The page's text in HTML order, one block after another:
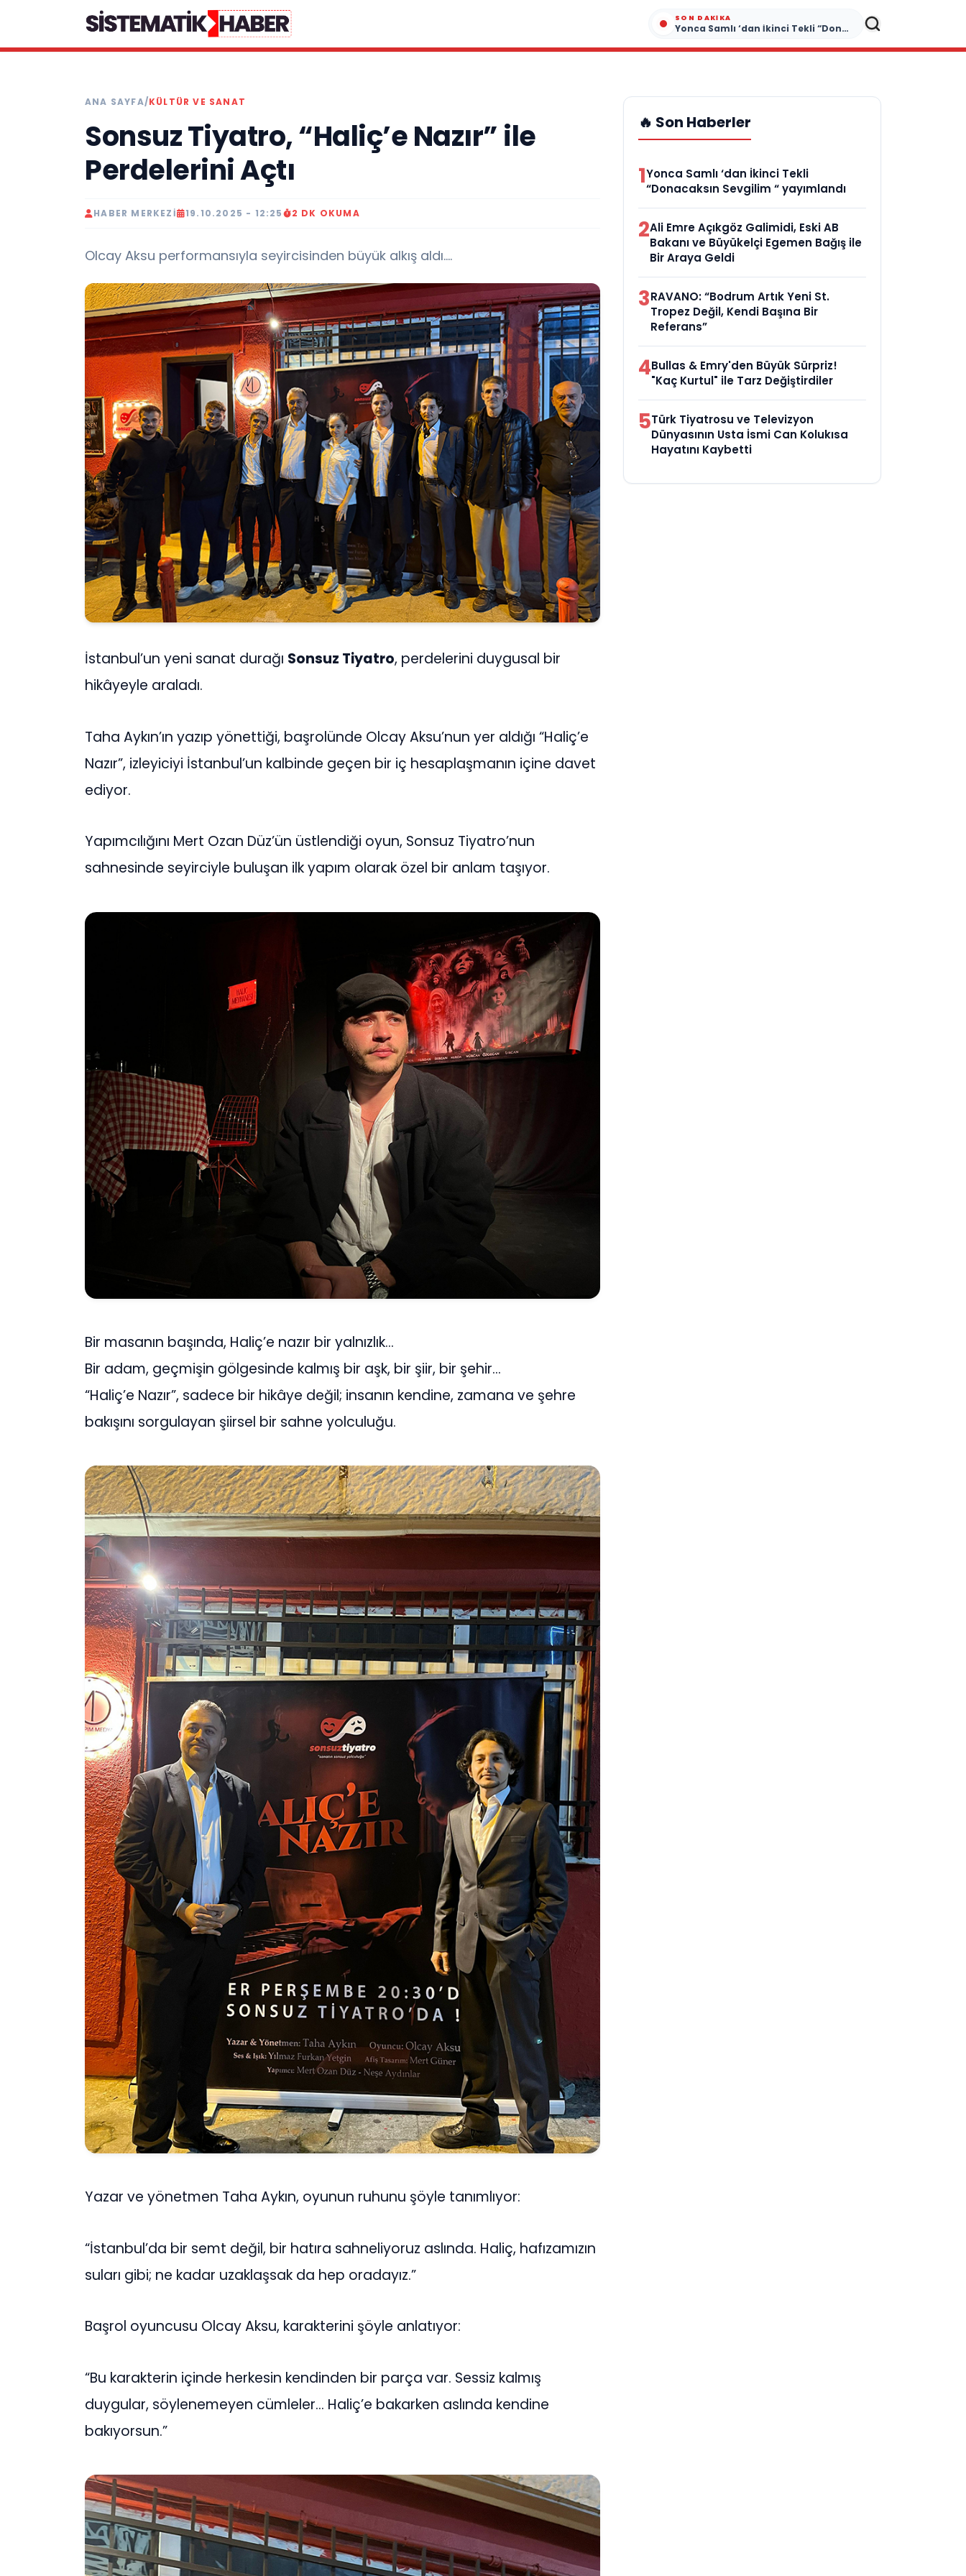
SON DAKIKA
Yonca Samlı ‘dan İkinci Tekli “Donacaksın Sevgilim “ yayımlandı
ANA SAYFA/KÜLTÜR VE SANAT
Sonsuz Tiyatro, “Haliç’e Nazır” ile
Perdelerini Açtı
HABER MERKEZI 19.10.2025 - 12:25 2 DK OKUMA
Olcay Aksu performansıyla seyircisinden büyük alkış aldı....
İstanbul’un yeni sanat durağı Sonsuz Tiyatro, perdelerini duygusal bir
hikâyeyle araladı.
Taha Aykın’ın yazıp yönettiği, başrolünde Olcay Aksu’nun yer aldığı “Haliç’e
Nazır”, izleyiciyi İstanbul’un kalbinde geçen bir iç hesaplaşmanın içine davet
ediyor.
Yapımcılığını Mert Ozan Düz’ün üstlendiği oyun, Sonsuz Tiyatro’nun
sahnesinde seyirciyle buluşan ilk yapım olarak özel bir anlam taşıyor.
Bir masanın başında, Haliç’e nazır bir yalnızlık…
Bir adam, geçmişin gölgesinde kalmış bir aşk, bir şiir, bir şehir…
“Haliç’e Nazır”, sadece bir hikâye değil; insanın kendine, zamana ve şehre
bakışını sorgulayan şiirsel bir sahne yolculuğu.
Yazar ve yönetmen Taha Aykın, oyunun ruhunu şöyle tanımlıyor:
“İstanbul’da bir semt değil, bir hatıra sahneliyoruz aslında. Haliç, hafızamızın
suları gibi; ne kadar uzaklaşsak da hep oradayız.”
Başrol oyuncusu Olcay Aksu, karakterini şöyle anlatıyor:
“Bu karakterin içinde herkesin kendinden bir parça var. Sessiz kalmış
duygular, söylenemeyen cümleler… Haliç’e bakarken aslında kendine
bakıyorsun.”
🔥 Son Haberler
1Yonca Samlı ‘dan İkinci Tekli
“Donacaksın Sevgilim “ yayımlandı
2Ali Emre Açıkgöz Galimidi, Eski AB
Bakanı ve Büyükelçi Egemen Bağış ile
Bir Araya Geldi
3RAVANO: “Bodrum Artık Yeni St.
Tropez Değil, Kendi Başına Bir
Referans”
4Bullas & Emry'den Büyük Sürpriz!
"Kaç Kurtul" ile Tarz Değiştirdiler
5Türk Tiyatrosu ve Televizyon
Dünyasının Usta İsmi Can Kolukısa
Hayatını Kaybetti